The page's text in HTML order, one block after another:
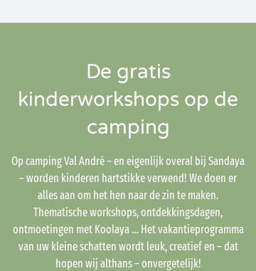
De gratis
kinderworkshops op de
camping
Op camping Val André – en eigenlijk overal bij Sandaya
– worden kinderen hartstikke verwend! We doen er
alles aan om het hen naar de zin te maken.
Thematische workshops, ontdekkingsdagen,
ontmoetingen met Koolaya … Het vakantieprogramma
van uw kleine schatten wordt leuk, creatief en – dat
hopen wij althans – onvergetelijk!